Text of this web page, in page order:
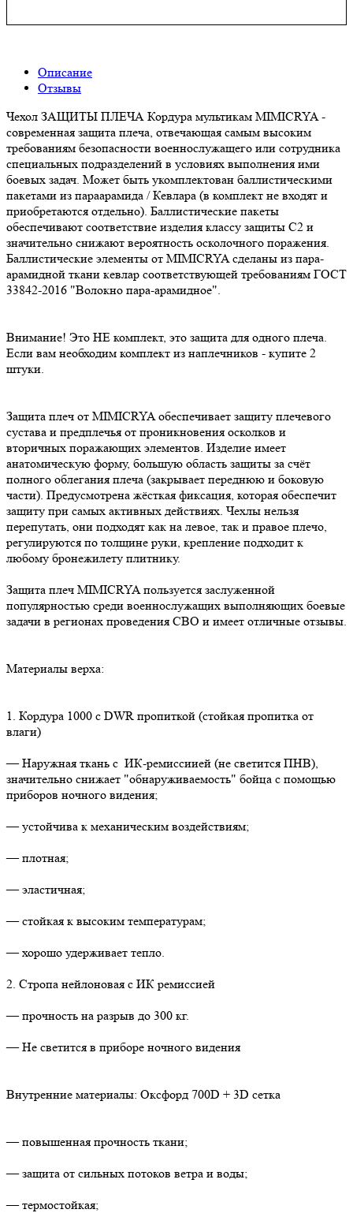
Описание
Отзывы
Чехол ЗАЩИТЫ ПЛЕЧА Кордура мультикам MIMICRYA -
современная защита плеча, отвечающая самым высоким
требованиям безопасности военнослужащего или сотрудника
специальных подразделений в условиях выполнения ими
боевых задач. Может быть укомплектован баллистическими
пакетами из параарамида / Кевлара (в комплект не входят и
приобретаются отдельно). Баллистические пакеты
обеспечивают соответствие изделия классу защиты С2 и
значительно снижают вероятность осколочного поражения.
Баллистические элементы от MIMICRYA сделаны из пара-
арамидной ткани кевлар соответствующей требованиям ГОСТ
33842-2016 "Волокно пара-арамидное".
Внимание! Это НЕ комплект, это защита для одного плеча.
Если вам необходим комплект из наплечников - купите 2
штуки.
Защита плеч от MIMICRYA обеспечивает защиту плечевого
сустава и предплечья от проникновения осколков и
вторичных поражающих элементов. Изделие имеет
анатомическую форму, большую область защиты за счёт
полного облегания плеча (закрывает переднюю и боковую
части). Предусмотрена жёсткая фиксация, которая обеспечит
защиту при самых активных действиях. Чехлы нельзя
перепутать, они подходят как на левое, так и правое плечо,
регулируются по толщине руки, крепление подходит к
любому бронежилету плитнику.
Защита плеч MIMICRYA пользуется заслуженной
популярностью среди военнослужащих выполняющих боевые
задачи в регионах проведения СВО и имеет отличные отзывы.
Материалы верха:
1. Кордура 1000 с DWR пропиткой (стойкая пропитка от
влаги)
— Наружная ткань с ИК-ремиссиией (не светится ПНВ),
значительно снижает "обнаруживаемость" бойца с помощью
приборов ночного видения;
— устойчива к механическим воздействиям;
— плотная;
— эластичная;
— стойкая к высоким температурам;
— хорошо удерживает тепло.
2. Стропа нейлоновая с ИК ремиссией
— прочность на разрыв до 300 кг.
— Не светится в приборе ночного видения
Внутренние материалы: Оксфорд 700D + 3D сетка
— повышенная прочность ткани;
— защита от сильных потоков ветра и воды;
— термостойкая;